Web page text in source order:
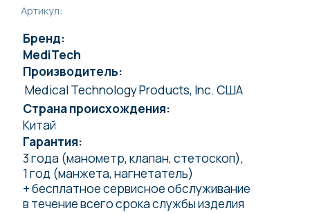
Артикул:
Бренд:
MediTech
Производитель:
Medical Technology Products, Inc. США
Страна происхождения:
Китай
Гарантия:
3 года (манометр, клапан, стетоскоп),
1 год (манжета, нагнетатель)
+ бесплатное сервисное обслуживание
в течение всего срока службы изделия